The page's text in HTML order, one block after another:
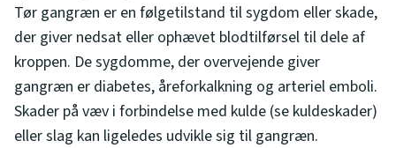
Tør gangræn er en følgetilstand til sygdom eller skade,
der giver nedsat eller ophævet blodtilførsel til dele af
kroppen. De sygdomme, der overvejende giver
gangræn er diabetes, åreforkalkning og arteriel emboli.
Skader på væv i forbindelse med kulde (se kuldeskader)
eller slag kan ligeledes udvikle sig til gangræn.